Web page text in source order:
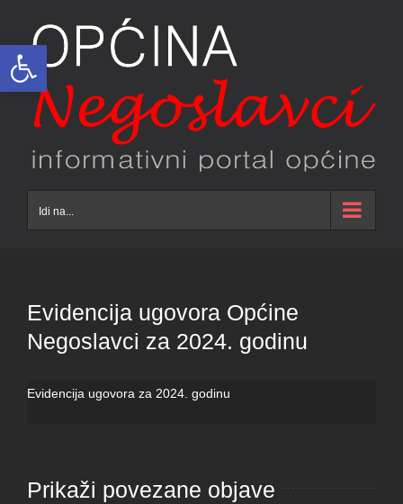
Open toolbar
content
Idi na...
Evidencija ugovora Općine
Negoslavci za 2024. godinu
Evidencija ugovora za 2024. godinu
Prikaži povezane objave